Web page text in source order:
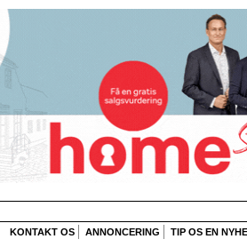
KONTAKT OS
ANNONCERING TIP OS EN